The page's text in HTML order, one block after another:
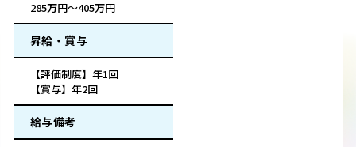
285万円～405万円
昇給・賞与
【評価制度】年1回
【賞与】年2回
給与備考